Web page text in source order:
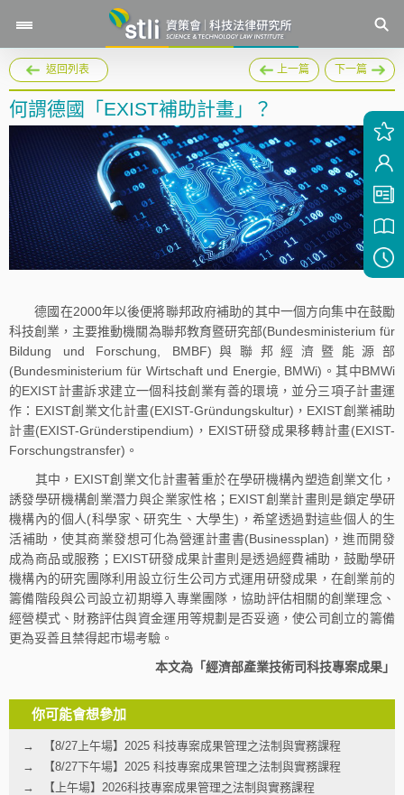
返回列表 上一篇 下一篇
何謂德國「EXIST補助計畫」？
德國在2000年以後便將聯邦政府補助的其中一個方向集中在鼓勵
科技創業，主要推動機關為聯邦教育暨研究部(Bundesministerium für
Bildung und Forschung, BMBF)與聯邦經濟暨能源部
(Bundesministerium für Wirtschaft und Energie, BMWi)。其中BMWi
的EXIST計畫訴求建立一個科技創業有善的環境，並分三項子計畫運
作：EXIST創業文化計畫(EXIST-Gründungskultur)，EXIST創業補助
計畫(EXIST-Gründerstipendium)，EXIST研發成果移轉計畫(EXIST-
Forschungstransfer)。
其中，EXIST創業文化計畫著重於在學研機構內塑造創業文化，
誘發學研機構創業潛力與企業家性格；EXIST創業計畫則是鎖定學研
機構內的個人(科學家、研究生、大學生)，希望透過對這些個人的生
活補助，使其商業發想可化為營運計畫書(Businessplan)，進而開發
成為商品或服務；EXIST研發成果計畫則是透過經費補助，鼓勵學研
機構內的研究團隊利用設立衍生公司方式運用研發成果，在創業前的
籌備階段與公司設立初期導入專業團隊，協助評估相關的創業理念、
經營模式、財務評估與資金運用等規劃是否妥適，使公司創立的籌備
更為妥善且禁得起市場考驗。
本文為「經濟部產業技術司科技專案成果」
你可能會想參加
【8/27上午場】2025 科技專案成果管理之法制與實務課程
【8/27下午場】2025 科技專案成果管理之法制與實務課程
【上午場】2026科技專案成果管理之法制與實務課程